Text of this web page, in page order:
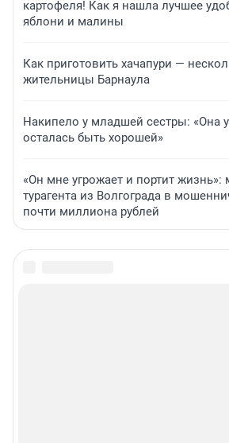
картофеля! Как я нашла лучшее
яблони и малины
Как приготовить хачапури —
жительницы Барнаула
Накипело у младшей сестры: «Она
осталась быть хорошей»
«Он мне угрожает и портит
турагента из Волгограда в
почти миллиона рублей